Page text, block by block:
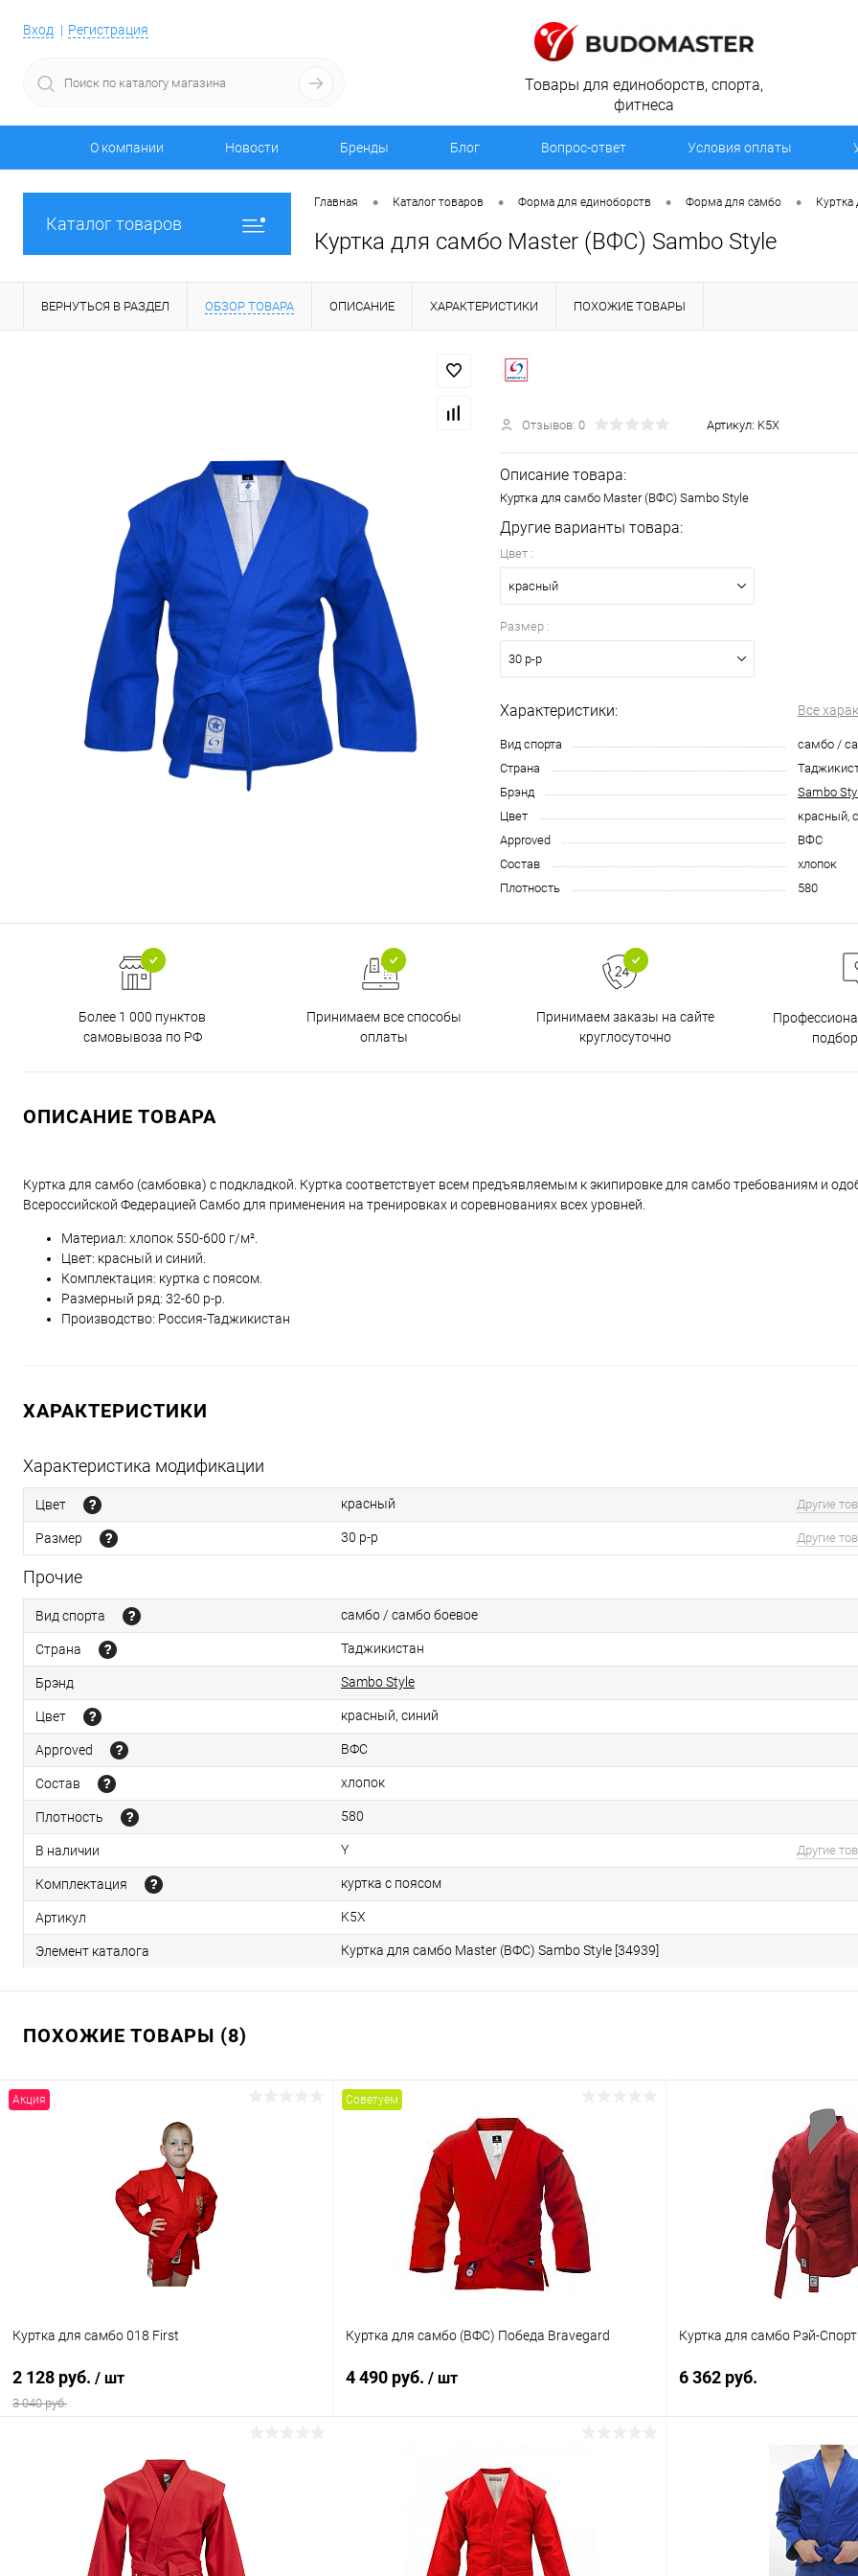
Вход Регистрация
Товары для единоборств, спорта,
фитнеса
О компании Новости Бренды Блог Вопрос-ответ Условия оплаты
Каталог товаров
Главная • Каталог товаров • Форма для единоборств • Форма для самбо • Куртка
Куртка для самбо Master (ВФС) Sambo Style
ВЕРНУТЬСЯ В РАЗДЕЛ ОБЗОР ТОВАРА ОПИСАНИЕ ХАРАКТЕРИСТИКИ ПОХОЖИЕ ТОВАРЫ
Отзывов: 0 Артикул: K5Х
Описание товара:
Куртка для самбо Master (ВФС) Sambo Style
Другие варианты товара:
Цвет :
красный
Размер :
30 р-р
Характеристики: Все
Вид спорта
самбо /
Страна
Брэнд
Sambo
Цвет
красный,
Approved
ВФС
Состав
хлопок
Плотность
580
Более 1 000 пунктов
самовывоза по РФ
Принимаем все способы
оплаты
Принимаем заказы на сайте
круглосуточно
ОПИСАНИЕ ТОВАРА
Куртка для самбо (самбовка) с подкладкой. Куртка соответствует всем предъявляемым к экипировке для самбо требованиям и
Всероссийской Федерацией Самбо для применения на тренировках и соревнованиях всех уровней.
Материал: хлопок 550-600 г/м².
Цвет: красный и синий.
Комплектация: куртка с поясом.
Размерный ряд: 32-60 р-р.
Производство: Россия-Таджикистан
ХАРАКТЕРИСТИКИ
Характеристика модификации
Цвет красный Другие
Размер 30 р-р Другие
Прочие
Вид спорта самбо / самбо боевое
Страна Таджикистан
Брэнд Sambo Style
Цвет красный, синий
Approved ВФС
Состав хлопок
Плотность 580
В наличии Y Другие
Комплектация куртка с поясом
Артикул K5Х
Элемент каталога Куртка для самбо Master (ВФС) Sambo Style [34939]
ПОХОЖИЕ ТОВАРЫ (8)
Акция
Куртка для самбо 018 First
2 128 руб. / шт
3 040 руб.
В корзину
Купить в 1 клик Сравнение
В избранное В наличии
Советуем
Куртка для самбо (ВФС) Победа Bravegard
4 490 руб. / шт
Купить в 1 клик Сравнение
В избранное Под заказ
Куртка для самбо Рэй-Спорт
6 362 руб.
В
Купить в 1 клик